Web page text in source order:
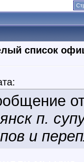
список
п.
и